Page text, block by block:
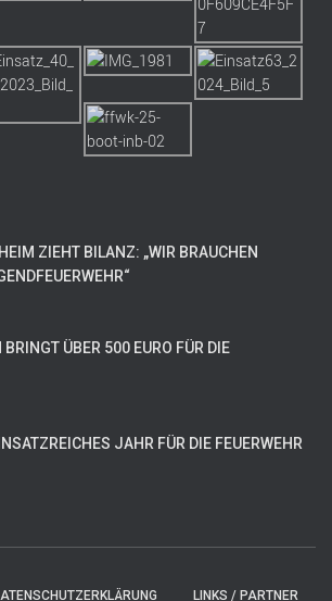
ZIEHT BILANZ: „WIR BRAUCHEN
ÜBER 500 EURO FÜR DIE
JAHR FÜR DIE FEUERWEHR
LINKS / PARTNER